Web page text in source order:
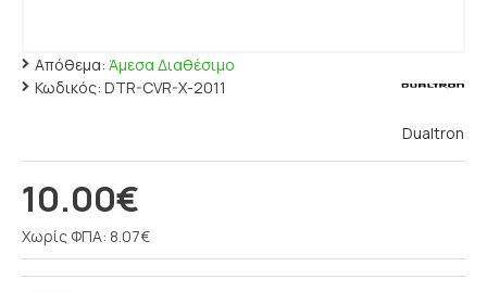
Απόθεμα: Άμεσα Διαθέσιμο
Κωδικός: DTR-CVR-X-2011
Dualtron
10.00€
Χωρίς ΦΠΑ: 8.07€